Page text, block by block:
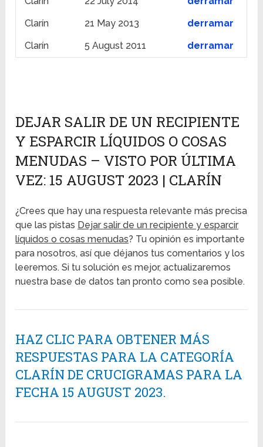
Clarín
21 May 2013
derramar
Clarín
5 August 2011 derramar
DEJAR SALIR DE UN RECIPIENTE
Y ESPARCIR LÍQUIDOS O COSAS
MENUDAS – VISTO POR ÚLTIMA
VEZ: 15 AUGUST 2023 | CLARÍN
¿Crees que hay una respuesta relevante más precisa
que las pistas Dejar salir de un recipiente y esparcir
líquidos o cosas menudas? Tu opinión es importante
para nosotros, así que déjanos tus comentarios y los
leeremos. Si tu solución es mejor, actualizaremos
nuestra base de datos tan pronto como sea posible.
HAZ CLIC PARA OBTENER MÁS
RESPUESTAS PARA LA CATEGORÍA
CLARÍN DE CRUCIGRAMAS PARA LA
FECHA 15 AUGUST 2023.